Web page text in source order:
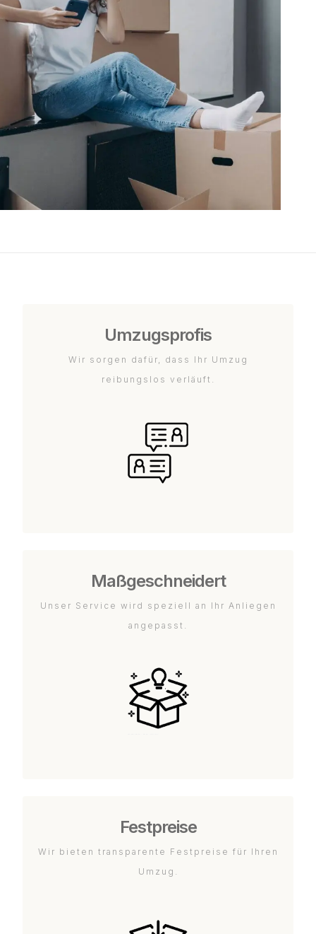
Umzugsprofis
Wir sorgen dafür, dass Ihr Umzug
reibungslos verläuft.
Maßgeschneidert
Unser Service wird speziell an Ihr Anliegen
angepasst.
Festpreise
Wir bieten transparente Festpreise für Ihren
Umzug.